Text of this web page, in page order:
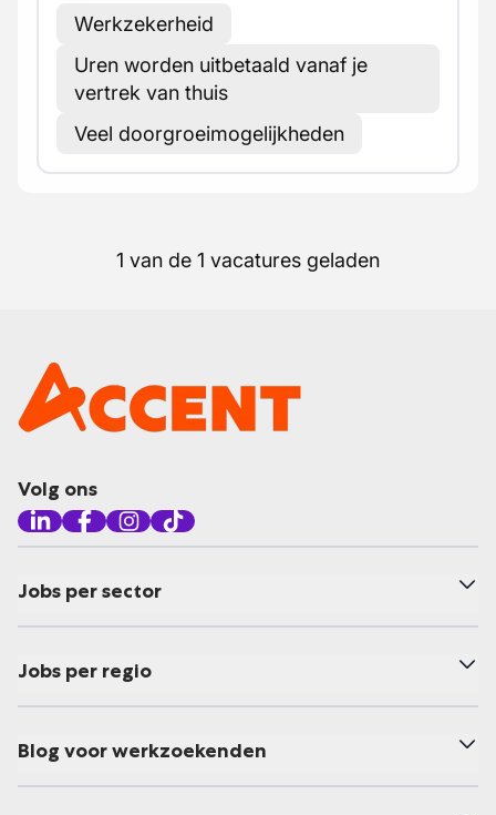
Werkzekerheid
Uren worden uitbetaald vanaf je
vertrek van thuis
Veel doorgroeimogelijkheden
1 van de 1 vacatures geladen
Volg ons
Jobs per sector
Jobs per regio
Blog voor werkzoekenden